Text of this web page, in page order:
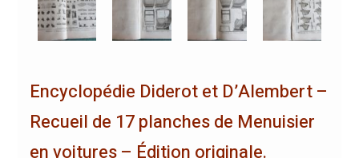
Encyclopédie Diderot et D’Alembert –
Recueil de 17 planches de Menuisier
en voitures – Édition originale.